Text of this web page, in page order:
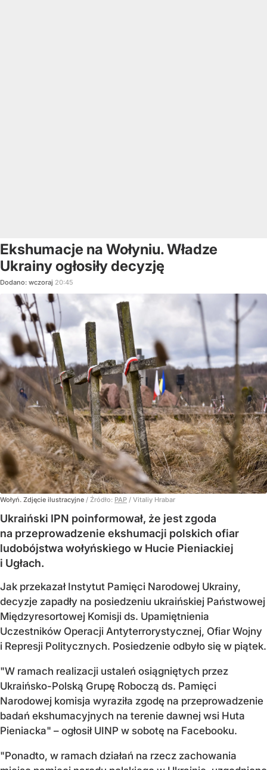
Ekshumacje na Wołyniu. Władze
Ukrainy ogłosiły decyzję
Dodano: wczoraj 20:45
Wołyń. Zdjęcie ilustracyjne / Źródło: PAP / Vitaliy Hrabar
Ukraiński IPN poinformował, że jest zgoda
na przeprowadzenie ekshumacji polskich ofiar
ludobójstwa wołyńskiego w Hucie Pieniackiej
i Ugłach.
Jak przekazał Instytut Pamięci Narodowej Ukrainy,
decyzje zapadły na posiedzeniu ukraińskiej Państwowej
Międzyresortowej Komisji ds. Upamiętnienia
Uczestników Operacji Antyterrorystycznej, Ofiar Wojny
i Represji Politycznych. Posiedzenie odbyło się w piątek.
"W ramach realizacji ustaleń osiągniętych przez
Ukraińsko-Polską Grupę Roboczą ds. Pamięci
Narodowej komisja wyraziła zgodę na przeprowadzenie
badań ekshumacyjnych na terenie dawnej wsi Huta
Pieniacka" – ogłosił UINP w sobotę na Facebooku.
"Ponadto, w ramach działań na rzecz zachowania